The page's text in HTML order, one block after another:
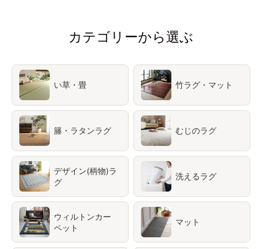
カテゴリーから選ぶ
い草・畳 竹ラグ・マット
籐・ラタンラグ むじのラグ
デザイン(柄物)ラ
グ
洗えるラグ
ウィルトンカー
ペット
マット